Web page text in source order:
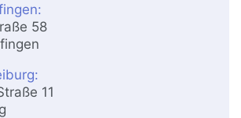
58
11